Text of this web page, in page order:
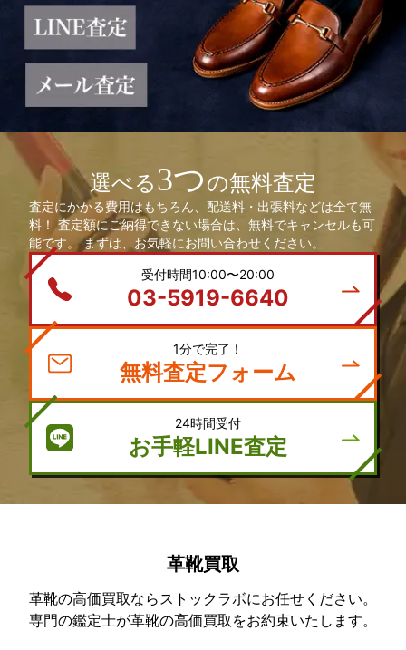
選べる3つの無料査定
査定にかかる費用はもちろん、配送料・出張料などは全て無
料！ 査定額にご納得できない場合は、無料でキャンセルも可
能です。 まずは、お気軽にお問い合わせください。
受付時間10:00〜20:00
03-5919-6640
1分で完了！
無料査定フォーム
24時間受付
お手軽LINE査定
革靴買取
革靴の高価買取ならストックラボにお任せください。
専門の鑑定士が革靴の高価買取をお約束いたします。